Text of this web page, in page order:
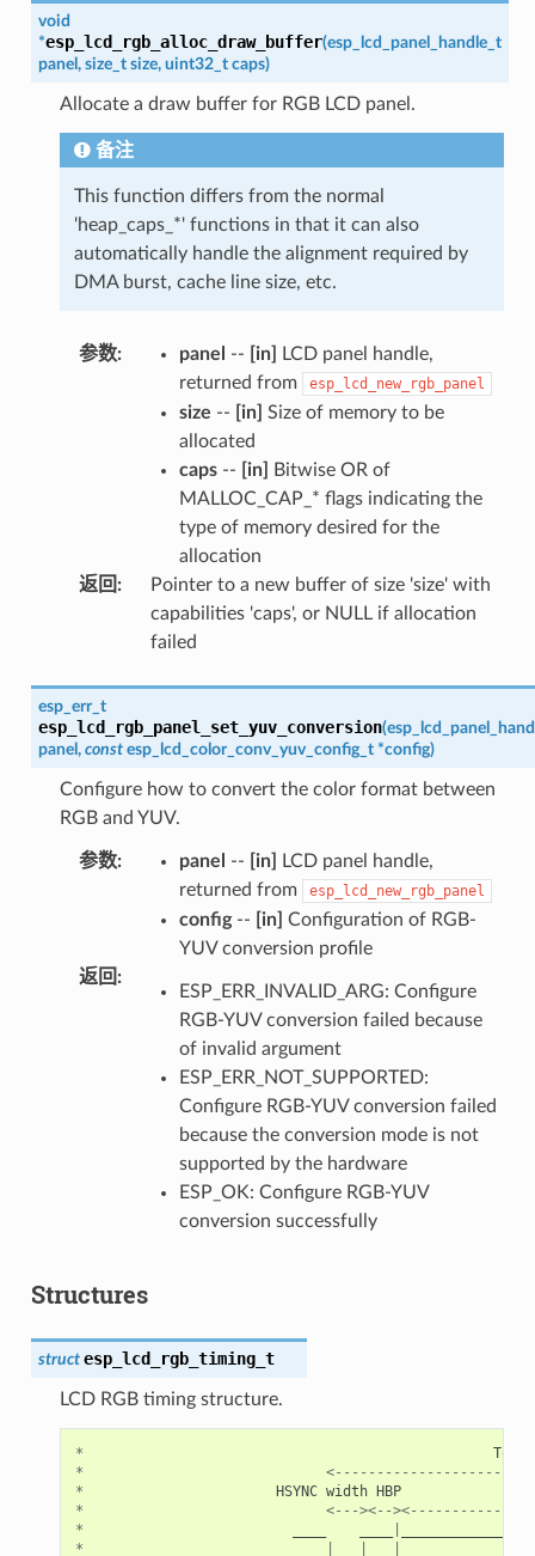
void
*esp_lcd_rgb_alloc_draw_buffer(esp_lcd_panel_handle_t
panel , size_t size, uint32_t caps)
Allocate a draw buffer for RGB LCD panel.
备注
This function differs from the normal
'heap_caps_*' functions in that it can also
automatically handle the alignment required by
DMA burst, cache line size, etc.
参数: panel -- [in]
LCD panel handle,
returned from
esp_lcd_new_rgb_panel
size -- [in] Size of memory to be
allocated
caps-- [in]
Bitwise OR of
MALLOC_CAP_* flags indicating the
type of memory desired for the
allocation
返回 :
Pointer to a new buffer of size 'size' with
capabilities 'caps', or NULL if allocation
failed
esp_err_t
esp_lcd_rgb_panel_set_yuv_conversion(
panel , const esp_lcd_color_conv_yuv_config_t *config)
Configure how to convert the color format between
RGB and YUV.
参数: panel -- [in]
LCD panel handle,
returned from
esp_lcd_new_rgb_panel
config-- [in] Configuration of RGB-
YUV conversion profile
返回 :
ESP_ERR_INVALID_ARG: Configure
RGB-YUV conversion failed because
of invalid argument
ESP_ERR_NOT_SUPPORTED:
Configure RGB-YUV conversion failed
because the conversion mode is not
supported by the hardware
ESP_OK: Configure RGB-YUV
conversion successfully
Structures
struct esp_lcd_rgb_timing_t
LCD RGB timing structure.
*
Total
*
*
HSYNC width HBP
*
<---><--
*
*